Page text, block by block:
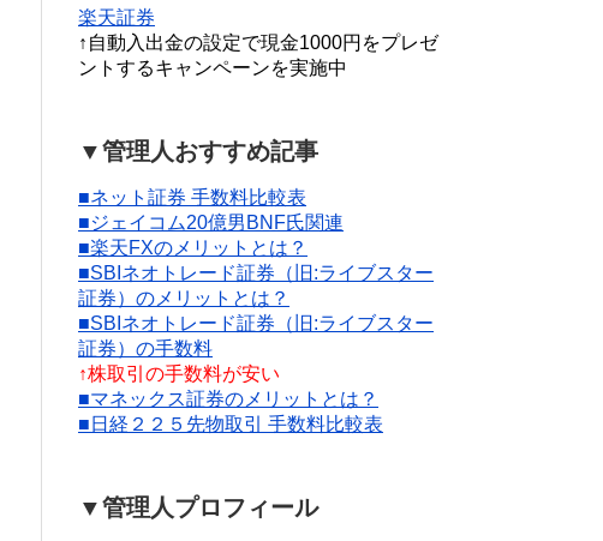
楽天証券
↑自動入出金の設定で現金1000円をプレゼ
ントするキャンペーンを実施中
▼管理人おすすめ記事
■ネット証券 手数料比較表
■ジェイコム20億男BNF氏関連
■楽天FXのメリットとは？
■SBIネオトレード証券（旧:ライブスター
証券）のメリットとは？
■SBIネオトレード証券（旧:ライブスター
証券）の手数料
↑株取引の手数料が安い
■マネックス証券のメリットとは？
■日経２２５先物取引 手数料比較表
▼管理人プロフィール